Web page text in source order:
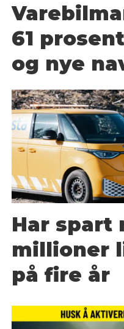
61
og nye
Har spart
millioner
på fire år